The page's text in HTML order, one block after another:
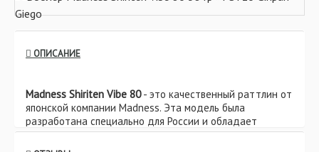
ОПИСАНИЕ
Madness Shiriten Vibe 80- это качественный раттлин от
японской компании Madness. Эта модель была
разработана специально для России и обладает
увеличенным весом 38 грамм.